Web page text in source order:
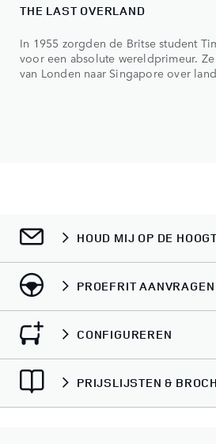
THE LAST OVERLAND
In 1955 zorgden de Britse student
voor een absolute wereldprimeur.
van Londen naar Singapore over
HOUD MIJ OP DE
PROEFRIT AANVRAGEN
CONFIGUREREN
PRIJSLIJSTEN &